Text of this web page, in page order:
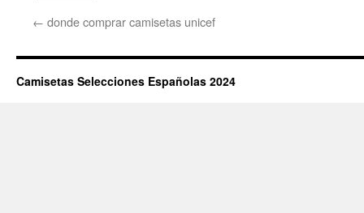
← donde comprar camisetas unicef
Camisetas Selecciones Españolas 2024